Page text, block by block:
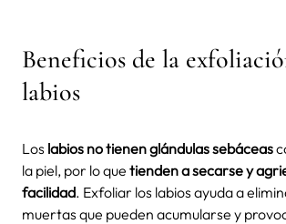
Beneficios de la
labios
Los labios no tienen glándulas sebáceas
la piel, por lo que tienden a secarse y
facilidad. Exfoliar los labios ayuda a
muertas que pueden acumularse y